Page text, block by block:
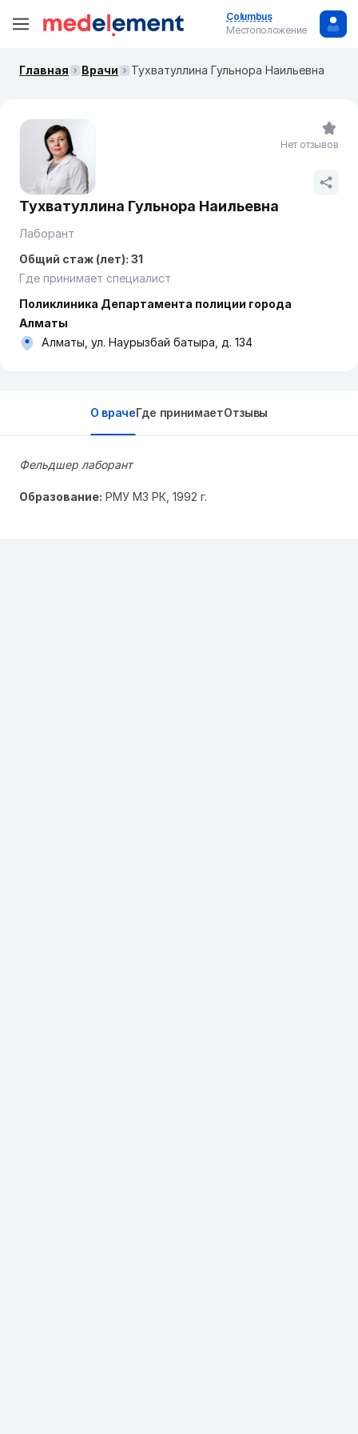
Columbus
Местоположение
Главная Врачи Тухватуллина Гульнора Наильевна
Тухватуллина Гульнора Наильевна
Лаборант
Общий стаж (лет): 31
Где принимает специалист
Поликлиника Департамента полиции города
Алматы
Алматы, ул. Наурызбай батыра, д. 134
Нет отзывов
О врачеГде принимаетОтзывы
Фельдшер лаборант
Образование: РМУ МЗ РК, 1992 г.